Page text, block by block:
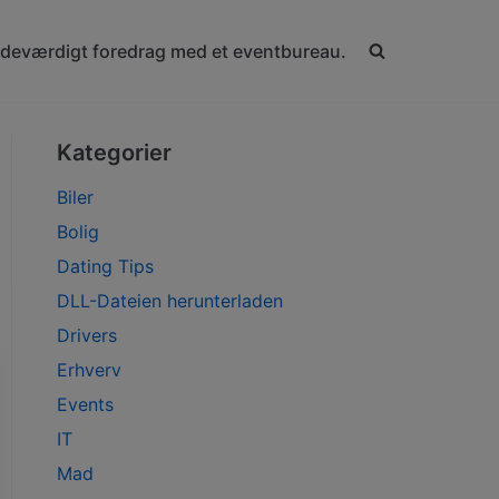
foredrag med et eventbureau.
Kategorier
Biler
Bolig
Dating Tips
DLL-Dateien herunterladen
Drivers
Erhverv
Events
IT
Mad